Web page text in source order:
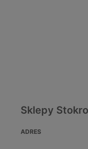
Sklepy
ADRES